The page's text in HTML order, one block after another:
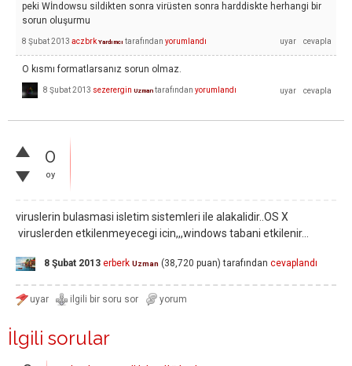
peki Wİndowsu sildikten sonra virüsten sonra harddiskte herhangi bir
sorun oluşurmu
8 Şubat 2013 aczbrk Yardımcı tarafından yorumlandı
O kısmı formatlarsanız sorun olmaz.
8 Şubat 2013 sezerergin Uzman tarafından yorumlandı
0
oy
viruslerin bulasmasi isletim sistemleri ile alakalidir..OS X
viruslerden etkilenmeyecegi icin,,,windows tabani etkilenir...
8 Şubat 2013 erberk Uzman (38,720 puan) tarafından cevaplandı
İlgili sorular